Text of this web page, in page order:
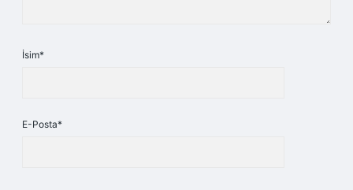
İsim*
E-Posta*